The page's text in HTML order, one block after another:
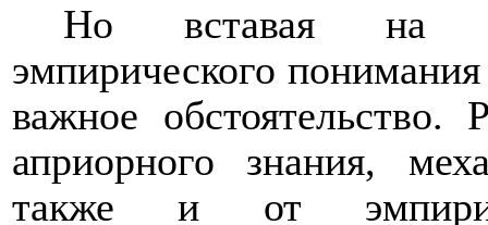
Но вставая на
эмпирического
важное обстоятельство.
априорного знания,
также и от